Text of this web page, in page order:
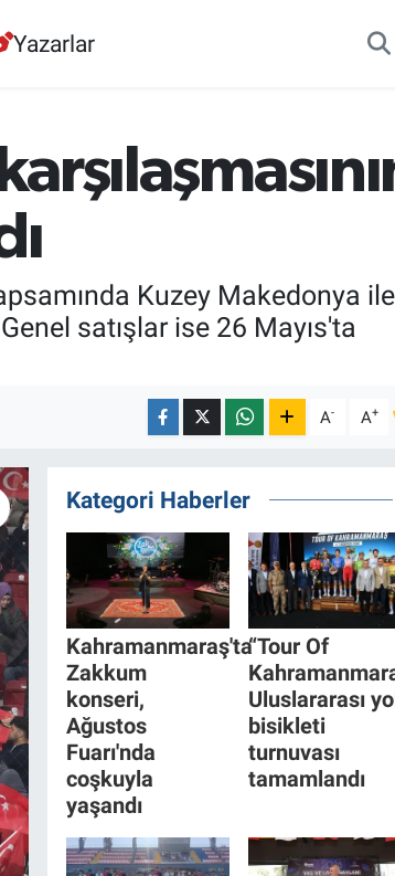
Yazarlar
Kuzey Makedonya ile
satışlar ise 26 Mayıs'ta
A- A+
Kategori Haberler
Kahramanmaraş'ta
Zakkum
konseri,
Ağustos
Fuarı'nda
coşkuyla
yaşandı
“Tour Of
Uluslararası
bisikleti
turnuvası
tamamlandı